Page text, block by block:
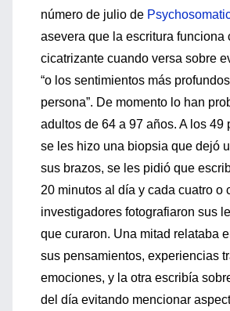
número de julio de
asevera que la escritura funciona
cicatrizante cuando versa sobre
“o los sentimientos más
persona”. De momento lo han
adultos de 64 a 97 años. A los 49
se les hizo una biopsia que dejó
sus brazos, se les pidió que
20 minutos al día y cada cuatro o
investigadores fotografiaron sus
que curaron. Una mitad relataba
sus pensamientos, experiencias
emociones, y la otra escribía
del día evitando mencionar